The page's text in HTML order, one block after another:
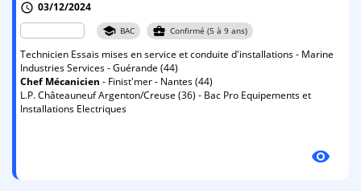
schedule 03/12/2024
school BAC business_center Confirmé (5 à 9 ans)
Technicien Essais mises en service et conduite d'installations - Marine
Industries Services - Guérande (44)
Chef Mécanicien - Finist'mer - Nantes (44)
L.P. Châteauneuf Argenton/Creuse (36) - Bac Pro Equipements et
Installations Electriques
visibility